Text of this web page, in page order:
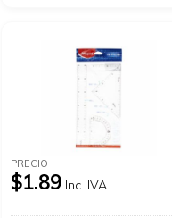
PRECIO
$1.89 Inc. IVA